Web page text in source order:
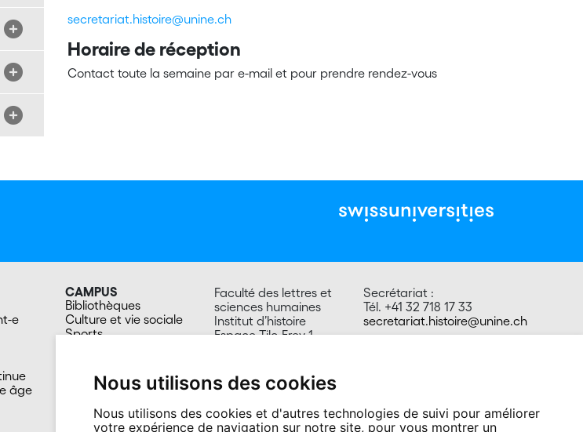
Nous utilisons des cookies
Nous utilisons des cookies et d'autres technologies de suivi pour améliorer
votre expérience de navigation sur notre site, pour vous montrer un
secretariat.histoire@unine.ch
Horaire de réception
Contact toute la semaine par e-mail et pour prendre rendez-vous
e
âge
CAMPUS
Bibliothèques
Culture et vie sociale
Sports
En images
Faculté des lettres et
sciences humaines
Institut d’histoire
Espace Tilo-Frey 1
Secrétariat :
Tél. +41 32 718 17 33
secretariat.histoire@unine.ch